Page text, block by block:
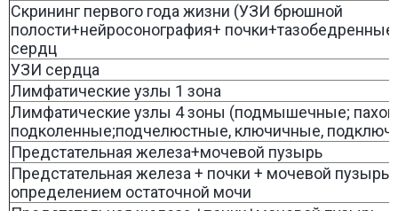
Скрининг первого года жизни (УЗИ брюшной
полости+нейросонография+
сердц
УЗИ сердца
Лимфатические узлы 1 зона
Лимфатические узлы 4 зоны (подмышечные;
подколенные;подчелюстные, ключичные,
Предстательная железа+мочевой пузырь
Предстательная железа + почки + мочевой пузырь
определением остаточной мочи